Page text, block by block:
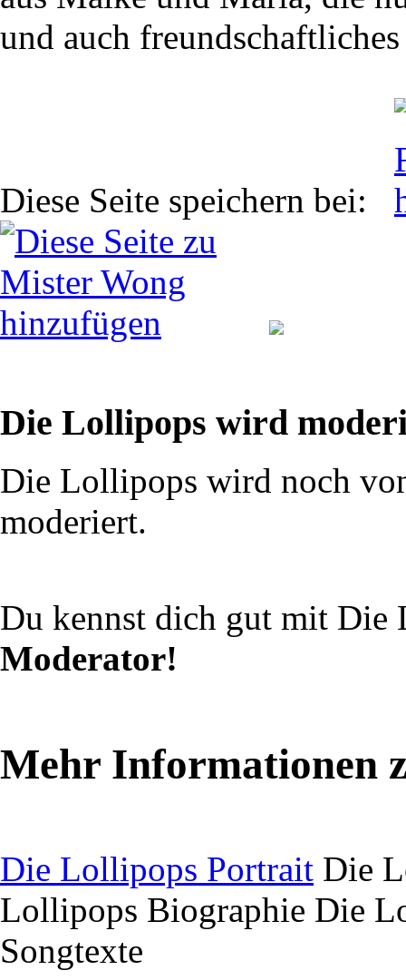
und auch
Diese Seite speichern bei:
Die Lollipops wird
Die Lollipops wird noch
moderiert.
Du kennst dich gut mit Die
Moderator!
Mehr Informationen
Die Lollipops Portrait Die
Lollipops Biographie Die
Songtexte